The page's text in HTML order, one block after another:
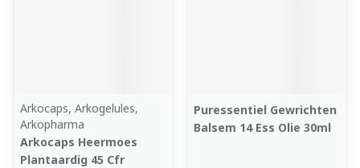
Arkocaps, Arkogelules,
Arkopharma
Arkocaps Heermoes
Plantaardig 45 Cfr
Puressentiel Gewrichten
Balsem 14 Ess Olie 30ml